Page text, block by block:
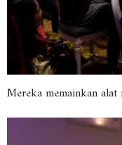
Mereka memainkan alat